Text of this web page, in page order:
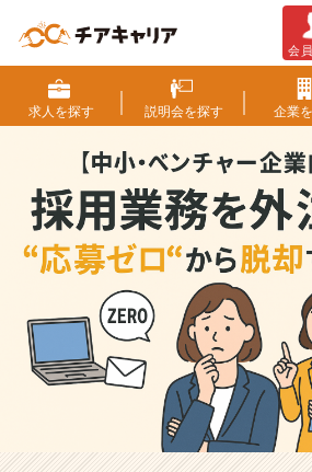
小・
ベ
ン
チ
ャ
ー
企
業
向
け】
採
用
業
務
を
外
注
会
求人を探す 説明会を探す 企業を